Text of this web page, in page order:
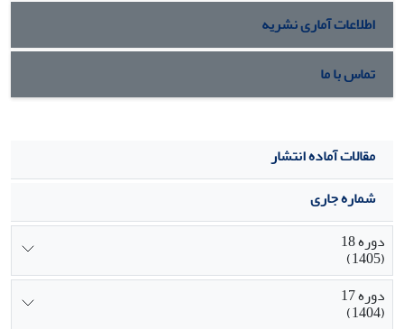
اطلاعات آماری نشریه
تماس با ما
مقالات آماده انتشار
شماره جاری
دوره 18
(1405)
دوره 17
(1404)